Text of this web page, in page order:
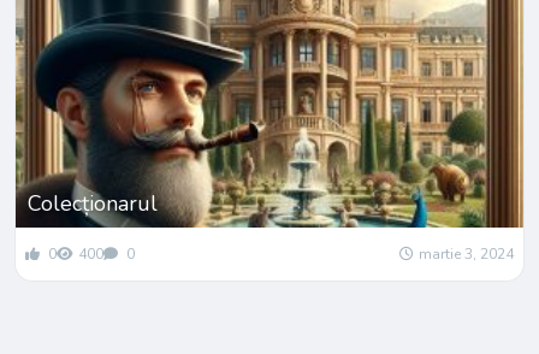
Colecționarul
0 400 0 martie 3, 2024